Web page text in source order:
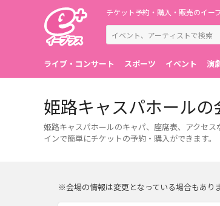
チケット予約・購入・販売のイー
ライブ・コンサート スポーツ イベント 演
姫路キャスパホールの
姫路キャスパホールのキャパ、座席表、アクセ
インで簡単にチケットの予約・購入ができます。
※会場の情報は変更となっている場合もあり